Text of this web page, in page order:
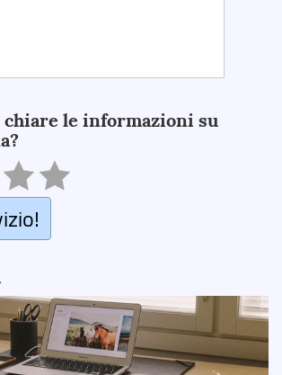
chiare le informazioni su